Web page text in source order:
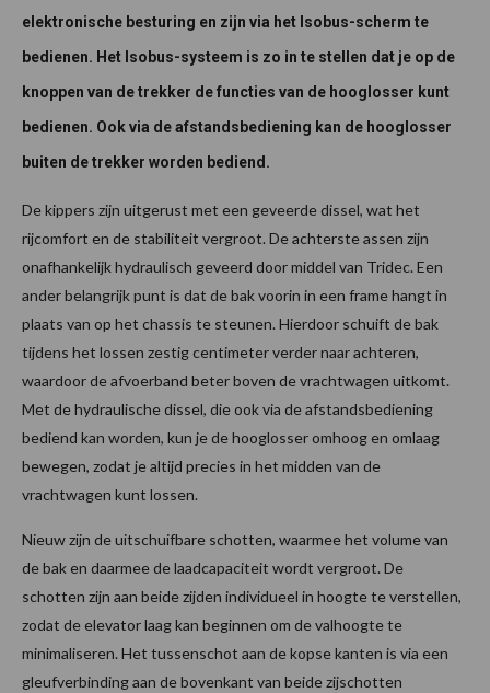
elektronische besturing en zijn via het Isobus-scherm te
bedienen. Het Isobus-systeem is zo in te stellen dat je op de
knoppen van de trekker de functies van de hooglosser kunt
bedienen. Ook via de afstandsbediening kan de hooglosser
buiten de trekker worden bediend.
De kippers zijn uitgerust met een geveerde dissel, wat het
rijcomfort en de stabiliteit vergroot. De achterste assen zijn
onafhankelijk hydraulisch geveerd door middel van Tridec. Een
ander belangrijk punt is dat de bak voorin in een frame hangt in
plaats van op het chassis te steunen. Hierdoor schuift de bak
tijdens het lossen zestig centimeter verder naar achteren,
waardoor de afvoerband beter boven de vrachtwagen uitkomt.
Met de hydraulische dissel, die ook via de afstandsbediening
bediend kan worden, kun je de hooglosser omhoog en omlaag
bewegen, zodat je altijd precies in het midden van de
vrachtwagen kunt lossen.
Nieuw zijn de uitschuifbare schotten, waarmee het volume van
de bak en daarmee de laadcapaciteit wordt vergroot. De
schotten zijn aan beide zijden individueel in hoogte te verstellen,
zodat de elevator laag kan beginnen om de valhoogte te
minimaliseren. Het tussenschot aan de kopse kanten is via een
gleufverbinding aan de bovenkant van beide zijschotten